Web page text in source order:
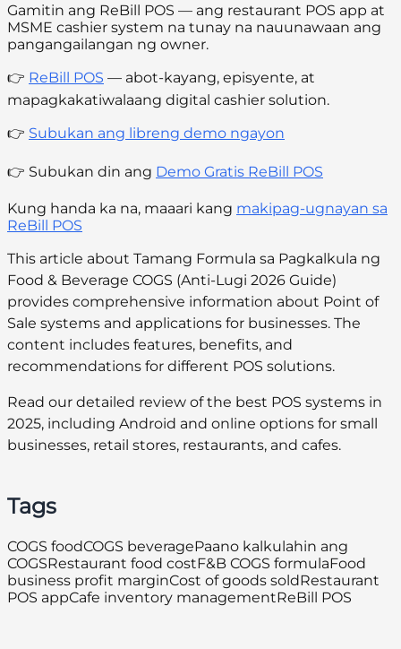
Gamitin ang ReBill POS — ang restaurant POS app at
MSME cashier system na tunay na nauunawaan ang
pangangailangan ng owner.
👉 ReBill POS — abot-kayang, episyente, at
mapagkakatiwalaang digital cashier solution.
👉 Subukan ang libreng demo ngayon
👉 Subukan din ang Demo Gratis ReBill POS
Kung handa ka na, maaari kang makipag-ugnayan sa
ReBill POS
This article about Tamang Formula sa Pagkalkula ng
Food & Beverage COGS (Anti-Lugi 2026 Guide)
provides comprehensive information about Point of
Sale systems and applications for businesses. The
content includes features, benefits, and
recommendations for different POS solutions.
Read our detailed review of the best POS systems in
2025, including Android and online options for small
businesses, retail stores, restaurants, and cafes.
Tags
COGS foodCOGS beveragePaano kalkulahin ang
COGSRestaurant food costF&B COGS formulaFood
business profit marginCost of goods soldRestaurant
POS appCafe inventory managementReBill POS